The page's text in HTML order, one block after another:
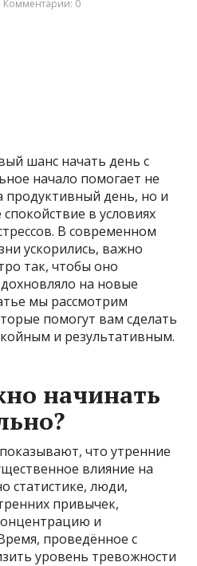
Комментарии: 0
шанс начать день с
начало помогает не
продуктивный день, но и
в условиях
В современном
ускорились, важно
так, чтобы оно
на новые
мы рассмотрим
помогут вам сделать
и результативным.
начинать
что утренние
влияние на
статистике, люди,
привычек,
и
проведённое с
уровень тревожности